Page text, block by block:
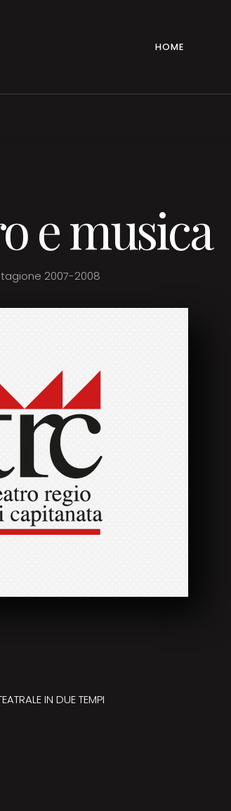
HOME
e musica
2007-2008
IN DUE TEMPI